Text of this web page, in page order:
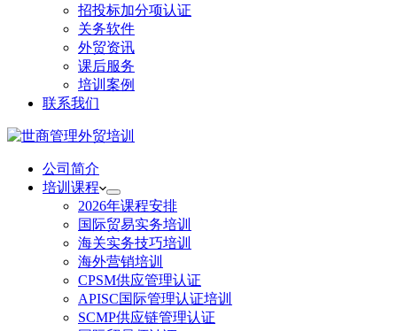
招投标加分项认证
关务软件
外贸资讯
课后服务
培训案例
联系我们
公司简介
培训课程
2026年课程安排
国际贸易实务培训
海关实务技巧培训
海外营销培训
CPSM供应管理认证
APISC国际管理认证培训
SCMP供应链管理认证